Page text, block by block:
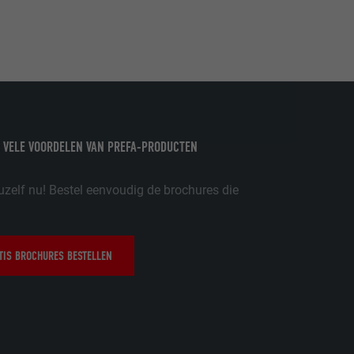
VOORDELEN VAN PREFA-PRODUCTEN
nu! Bestel eenvoudig de brochures die
BROCHURES BESTELLEN
extension.
gegevens
aanbieders)